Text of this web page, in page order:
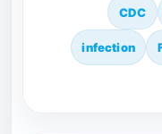
CDC
infection